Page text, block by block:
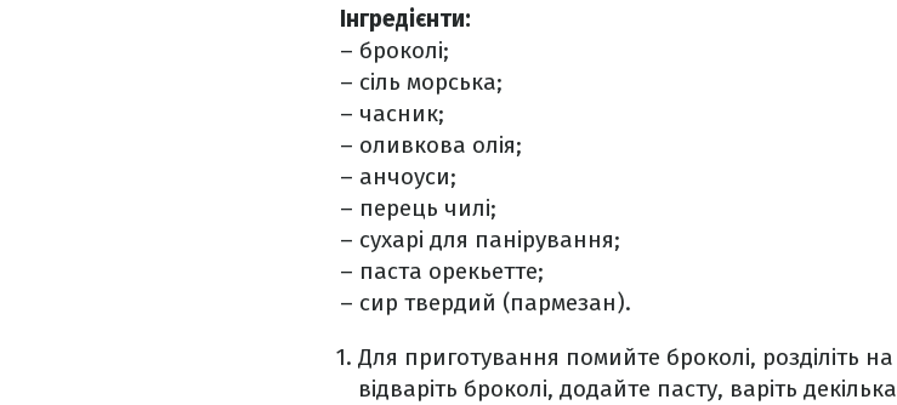
Інгредієнти:
– броколі;
– сіль морська;
– часник;
– оливкова олія;
– анчоуси;
– перець чилі;
– сухарі для панірування;
– паста орекьетте;
– сир твердий (пармезан).
Для приготування помийте броколі, розділіть на
відваріть броколі, додайте пасту, варіть